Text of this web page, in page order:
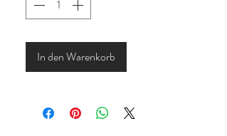
In den Warenkorb